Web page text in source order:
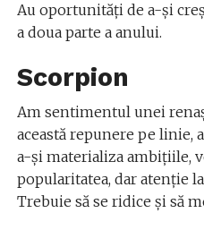
Au oportunități de a-și
a doua parte a anului.
Scorpion
Am sentimentul unei
această repunere pe linie,
a-și materializa ambițiile,
popularitatea, dar atenție
Trebuie să se ridice și să